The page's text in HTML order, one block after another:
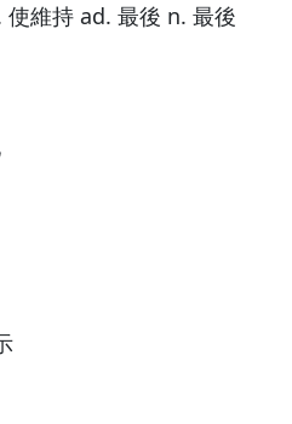
維持 ad. 最後 n. 最後